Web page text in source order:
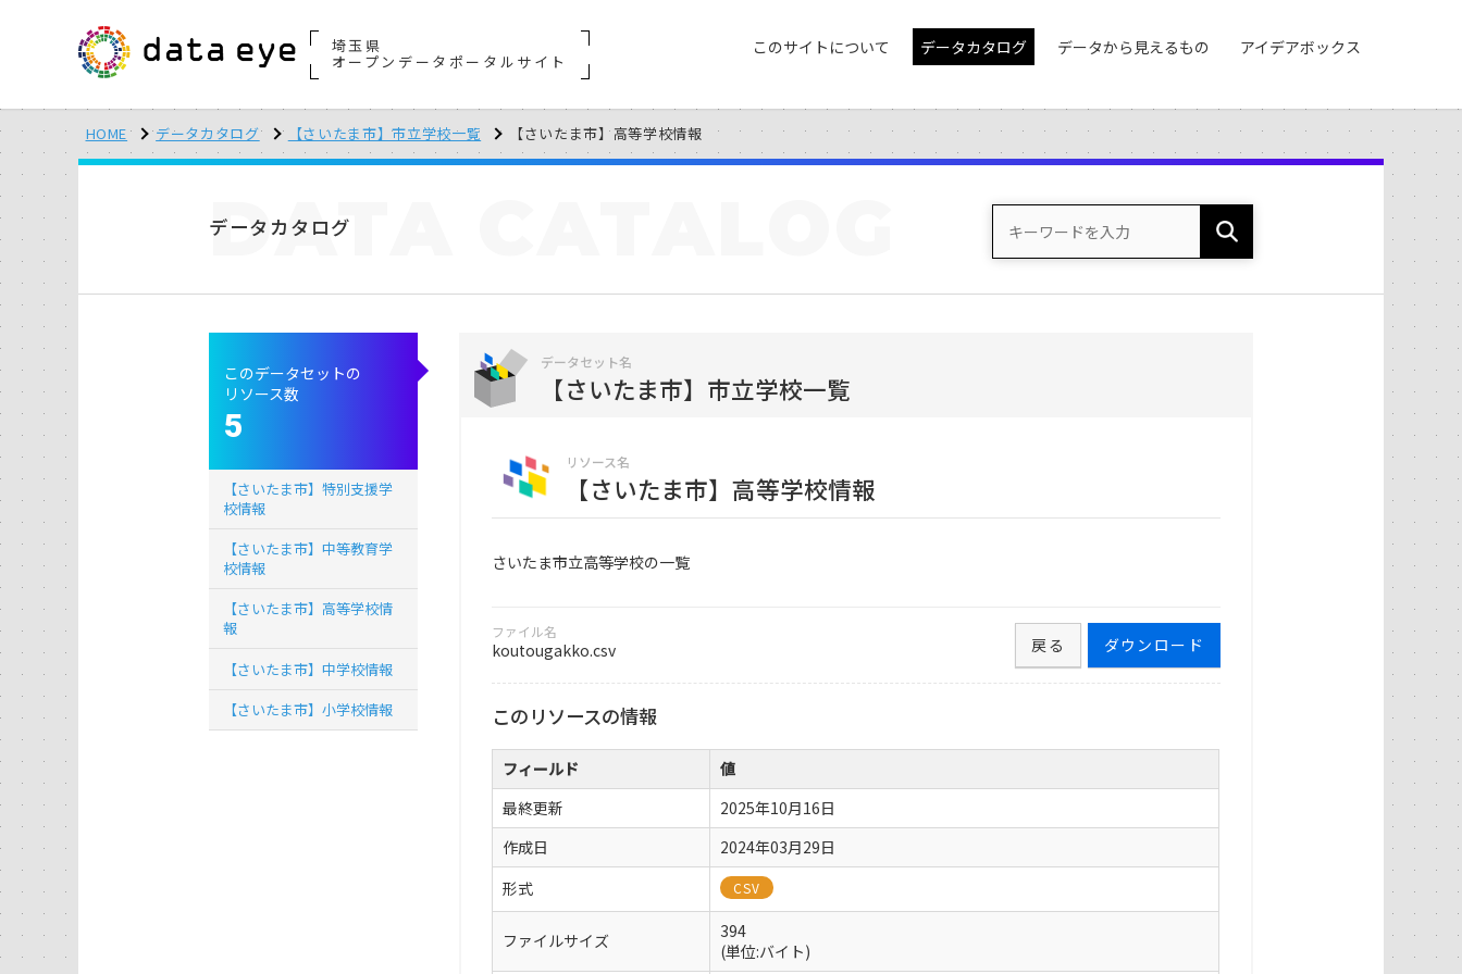
埼玉県
オープンデータポータルサイト
このサイトについて データカタログ データから見えるもの アイデアボックス
HOME データカタログ 【さいたま市】市立学校一覧 【さいたま市】高等学校情報
データカタログ
DATA
データセット名
【さいたま市】市立学校一覧
リソース名
【さいたま市】高等学校情報
さいたま市立高等学校の一覧
ファイル名
koutougakko.csv ダウンロード
戻る
このリソースの情報
フィールド
値
最終更新
2025年10月16日
作成日
2024年03月29日
形式
CSV
ファイルサイズ
394
(単位:バイト)
このデータセットの
リソース数
5
【さいたま市】特別支援学
校情報
【さいたま市】中等教育学
校情報
【さいたま市】高等学校情
報
【さいたま市】中学校情報
【さいたま市】小学校情報